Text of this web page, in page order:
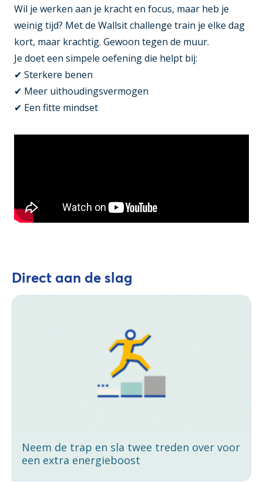
Wil je werken aan je kracht en focus, maar heb je
weinig tijd? Met de Wallsit challenge train je elke dag
kort, maar krachtig. Gewoon tegen de muur.
Je doet een simpele oefening die helpt bij:
✔ Sterkere benen
✔ Meer uithoudingsvermogen
✔ Een fitte mindset
Direct aan de slag
Neem de trap en sla twee treden over voor
een extra energieboost